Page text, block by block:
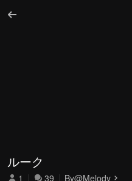
ルーク
1 39 By@Melody